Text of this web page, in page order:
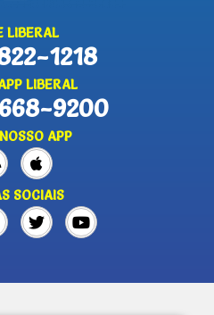
LIBERAL
1218
LIBERAL
9200
APP
SOCIAIS